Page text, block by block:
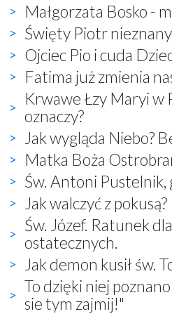
Małgorzata Bosko -
Święty Piotr nieznany
Ojciec Pio i cuda
Fatima już zmienia
Krwawe Łzy Maryi w
oznaczy?
Jak wygląda Niebo?
Matka Boża
Św. Antoni
Jak walczyć z pokusą?
Św. Józef. Ratunek
ostatecznych.
Jak demon kusił św.
To dzięki niej
sie tym zajmij!"